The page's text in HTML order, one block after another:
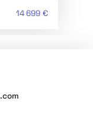
14 699 €